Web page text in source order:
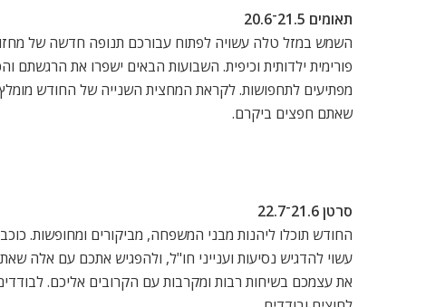
תאומים 21.5־20.6
השמש במזל טלה עשויה לפתוח עבורכם תנופה חדשה של מחזור
פורימית ילדותית וכיפית. השבועות הבאים ישפרו את הרגשתם
מפתיעים לתחפושות. לקראת המחצית השנייה של החודש
שאתם חפצים ביקרם.
סרטן 21.6־22.7
החודש תוכלו ליהנות מבני המשפחה, מביקורים ומחופשות.
עשוי להדגיש נסיעות וענייני חו"ל, ולהפגיש אתכם עם אלה
את עצמכם בשיחות רבות ומקרבות עם הקרובים אליכם.